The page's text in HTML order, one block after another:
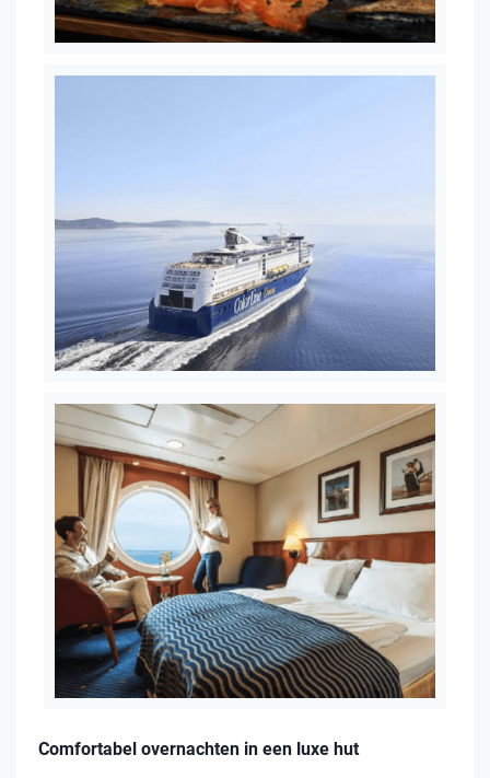
Comfortabel overnachten in een luxe hut